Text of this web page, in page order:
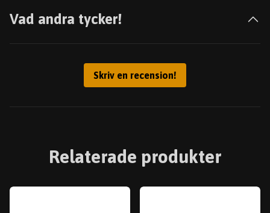
Vad andra tycker!
Skriv en recension!
Relaterade produkter